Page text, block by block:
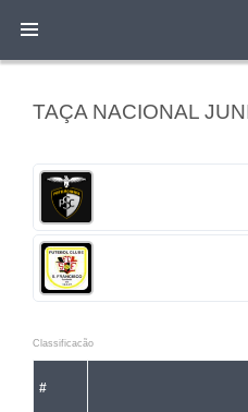
TAÇA NACIONAL
Classificacão
#